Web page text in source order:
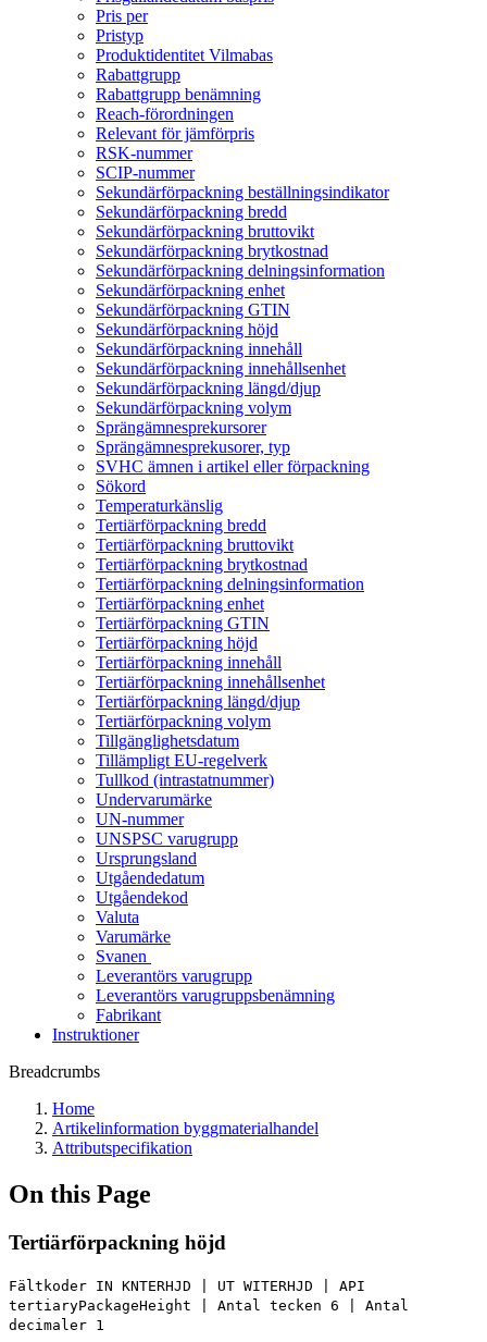
Pris per
Pristyp
Produktidentitet Vilmabas
Rabattgrupp
Rabattgrupp benämning
Reach-förordningen
Relevant för jämförpris
RSK-nummer
SCIP-nummer
Sekundärförpackning beställningsindikator
Sekundärförpackning bredd
Sekundärförpackning bruttovikt
Sekundärförpackning brytkostnad
Sekundärförpackning delningsinformation
Sekundärförpackning enhet
Sekundärförpackning GTIN
Sekundärförpackning höjd
Sekundärförpackning innehåll
Sekundärförpackning innehållsenhet
Sekundärförpackning längd/djup
Sekundärförpackning volym
Sprängämnesprekursorer
Sprängämnesprekusorer, typ
SVHC ämnen i artikel eller förpackning
Sökord
Temperaturkänslig
Tertiärförpackning bredd
Tertiärförpackning bruttovikt
Tertiärförpackning brytkostnad
Tertiärförpackning delningsinformation
Tertiärförpackning enhet
Tertiärförpackning GTIN
Tertiärförpackning höjd
Tertiärförpackning innehåll
Tertiärförpackning innehållsenhet
Tertiärförpackning längd/djup
Tertiärförpackning volym
Tillgänglighetsdatum
Tillämpligt EU-regelverk
Tullkod (intrastatnummer)
Undervarumärke
UN-nummer
UNSPSC varugrupp
Ursprungsland
Utgåendedatum
Utgåendekod
Valuta
Varumärke
Svanen
Leverantörs varugrupp
Leverantörs varugruppsbenämning
Fabrikant
Instruktioner
Breadcrumbs
Home
Artikelinformation byggmaterialhandel
Attributspecifikation
On this Page
Tertiärförpackning höjd
Fältkoder IN KNTERHJD | UT WITERHJD | API
tertiaryPackageHeight | Antal tecken 6 | Antal
decimaler 1